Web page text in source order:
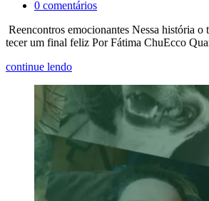
0 comentários
Reencontros emocionantes Nessa história o
tecer um final feliz Por Fátima ChuEcco
continue lendo